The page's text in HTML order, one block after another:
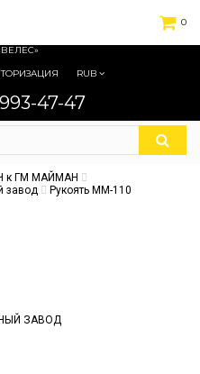
0
RUB
47-47
к ГМ МАЙМАН
завод
Рукоять ММ-110
ЗАВОД